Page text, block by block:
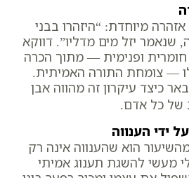
מיוחדת: “היזהרו בבני
שנאמר יזל מים מדליו”. דווקא
ופנימית — מתוך הכרה
— צומחת התורה האמיתית.
כיצד עיקרון זה מהווה אבן
של כל אדם.
ידי הענווה
הוא שהענווה אינה רק
מעשי להשגת תענוג אמיתי